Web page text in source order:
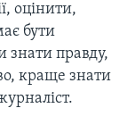
оцінити,
бути
знати правду,
краще знати